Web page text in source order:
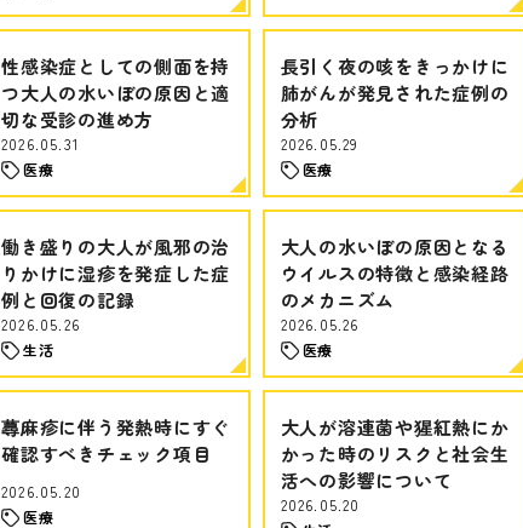
性感染症としての側面を持
つ大人の水いぼの原因と適
切な受診の進め方
2026.05.31
医療
長引く夜の咳をきっかけに
肺がんが発見された症例の
分析
2026.05.29
医療
働き盛りの大人が風邪の治
りかけに湿疹を発症した症
例と回復の記録
2026.05.26
生活
大人の水いぼの原因となる
ウイルスの特徴と感染経路
のメカニズム
2026.05.26
医療
蕁麻疹に伴う発熱時にすぐ
確認すべきチェック項目
2026.05.20
医療
大人が溶連菌や猩紅熱にか
かった時のリスクと社会生
活への影響について
2026.05.20